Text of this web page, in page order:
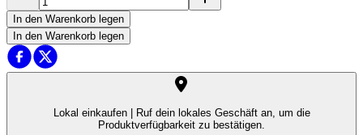
In den Warenkorb legen
In den Warenkorb legen
Lokal einkaufen |
Ruf dein lokales Geschäft an, um die
Produktverfügbarkeit zu bestätigen.